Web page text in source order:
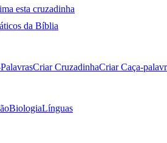
esta cruzadinha
da Bíblia
Criar CruzadinhaCriar Caça-
BiologiaLínguas